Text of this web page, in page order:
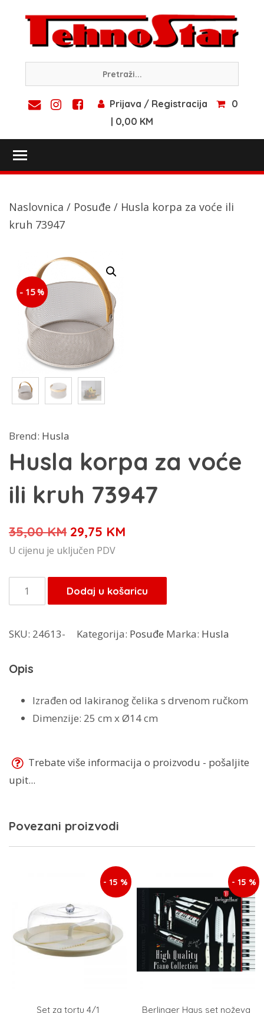
content
Prijava / Registracija
0
| 0,00 KM
Naslovnica / Posuđe / Husla korpa za voće ili
kruh 73947
- 15 %
Brend: Husla
Husla korpa za voće
ili kruh 73947
35,00KM Izvorna
cijena
je:
35,00 KM.
29,75 KM
29,75 KM.
U cijenu je uključen PDV
Husla
korpa
voće
kruh
količina
Dodaj u košaricu
SKU: 24613- Kategorija: Posuđe Marka: Husla
Opis
Izrađen od lakiranog čelika s drvenom ručkom
Dimenzije: 25 cm x Ø14 cm
Trebate više informacija o proizvodu - pošaljite
upit...
Povezani proizvodi
- 15 %
Set za tortu 4/1
- 15 %
Berlinger Haus set noževa